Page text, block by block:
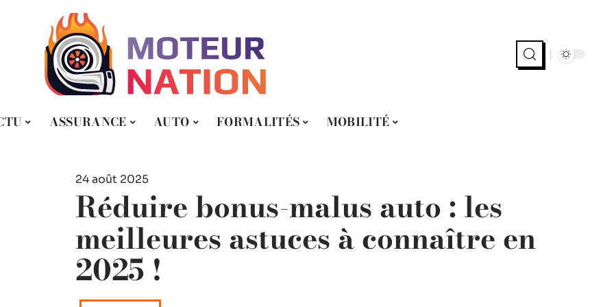
ASSURANCE AUTO FORMALITÉS MOBILITÉ
24 août 2025
Réduire bonus-malus auto : les
meilleures astuces à connaître en
2025 !